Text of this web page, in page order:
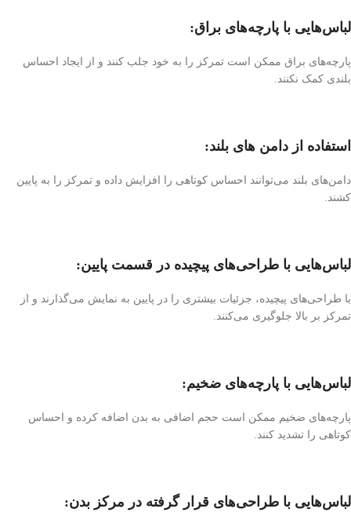
لباس‌هایی با پارچه‌های براق:
پارچه‌های براق ممکن است تمرکز را به خود جلب کنند و از ایجاد احساس
بلندی کمک نکنند.
استفاده از دامن های بلند:
دامن‌های بلند می‌توانند احساس کوتاهی را افزایش داده و تمرکز را به پایین
کشند.
لباس‌هایی با طراحی‌های پیچیده در قسمت پایین:
با طراحی‌های پیچیده، جزئیات بیشتری را در پایین به نمایش می‌گذارند و از
تمرکز بر بالا جلوگیری می‌کنند.
لباس‌هایی با پارچه‌های ضخیم:
پارچه‌های ضخیم ممکن است حجم اضافی به بدن اضافه کرده و احساس
کوتاهی را تشدید کنند.
لباس‌هایی با طراحی‌های قرار گرفته در مرکز بدن: